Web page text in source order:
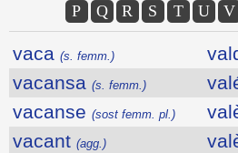
P
Q R S T U V
vaca (s. femm.)
vacansa (s. femm.)
vacanse (sost femm. pl.)
vacant (agg.)